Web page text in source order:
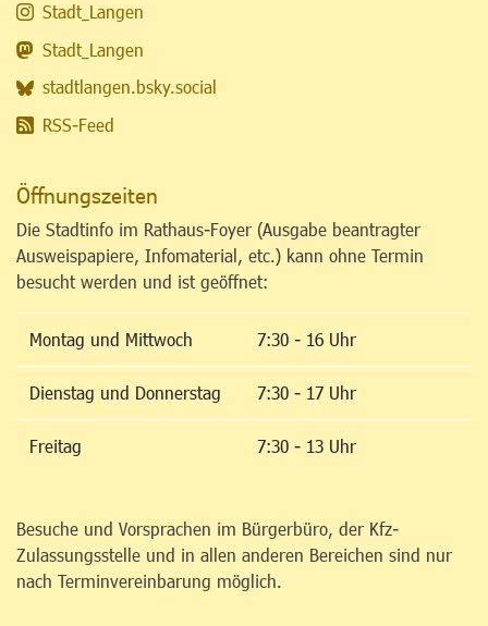
Stadt_Langen
Stadt_Langen
stadtlangen.bsky.social
RSS-Feed
Öffnungszeiten
Die Stadtinfo im Rathaus-Foyer (Ausgabe beantragter
Ausweispapiere, Infomaterial, etc.) kann ohne Termin
besucht werden und ist geöffnet:
Montag und Mittwoch 7:30 - 16 Uhr
Dienstag und Donnerstag 7:30 - 17 Uhr
Freitag 7:30 - 13 Uhr
Besuche und Vorsprachen im Bürgerbüro, der Kfz-
Zulassungsstelle und in allen anderen Bereichen sind nur
nach Terminvereinbarung möglich.